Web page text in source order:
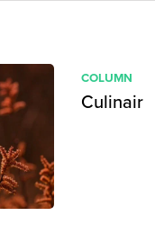
COLUMN
Culinair